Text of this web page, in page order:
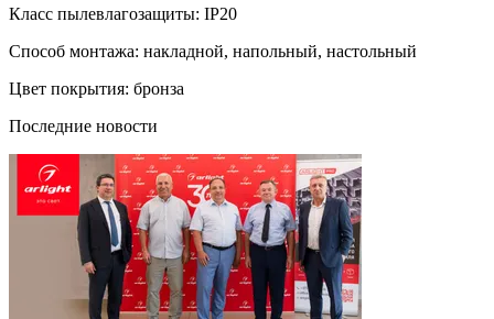
Класс пылевлагозащиты: IP20
Способ монтажа: накладной, напольный, настольный
Цвет покрытия: бронза
Последние новости